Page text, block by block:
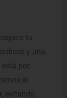
tu
y una
está por
el
evitando